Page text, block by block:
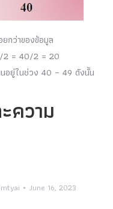
ของข้อมูล
2 = 20
วง 40 – 49 ดังนั้น
ความ
June 16, 2023